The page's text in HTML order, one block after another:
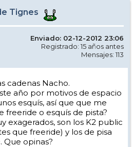
Tignes
Enviado: 02-12-2012 23:06
Registrado: 15 años antes
Mensajes: 113
cadenas Nacho.
año por motivos de espacio
esquís, así que que me
freeride o esquís de pista?
exagerados, son los K2 public
que freeride) y los de pisa
Que opinas?